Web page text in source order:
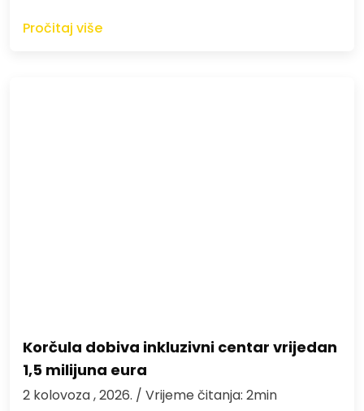
Pročitaj više
Korčula dobiva inkluzivni centar vrijedan
1,5 milijuna eura
2 kolovoza , 2026. / Vrijeme čitanja: 2min